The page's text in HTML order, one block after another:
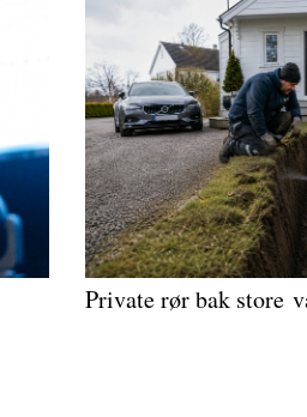
Private rør bak store